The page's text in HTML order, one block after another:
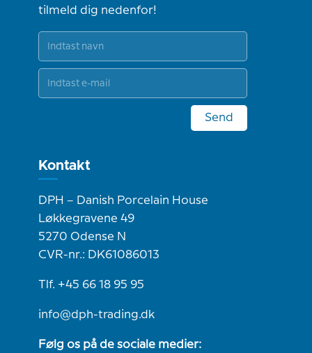
tilmeld dig nedenfor!
Send
Kontakt
DPH – Danish Porcelain House
Løkkegravene 49
5270 Odense N
CVR-nr.: DK61086013
Tlf. +45 66 18 95 95
info@dph-trading.dk
Følg os på de sociale medier: